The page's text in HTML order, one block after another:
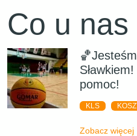
Co u nas
pomoc!
KLS
Zobacz więcej